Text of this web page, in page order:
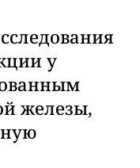
у
железы,